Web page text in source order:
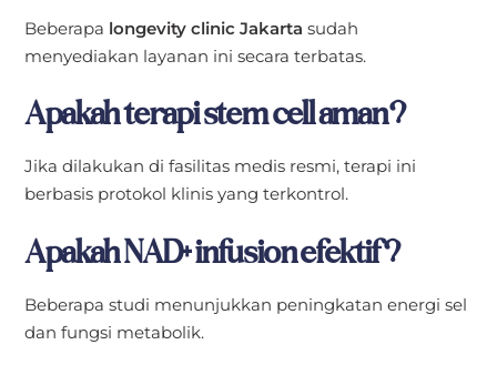
Beberapa longevity clinic Jakarta sudah
menyediakan layanan ini secara terbatas.
Apakah terapi stem cell aman?
Jika dilakukan di fasilitas medis resmi, terapi ini
berbasis protokol klinis yang terkontrol.
Apakah NAD+ infusion efektif?
Beberapa studi menunjukkan peningkatan energi sel
dan fungsi metabolik.